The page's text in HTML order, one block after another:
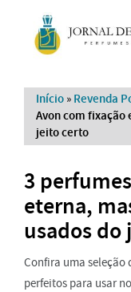
Início » Revenda
Avon com fixação
jeito certo
3
eterna,
usados do
Confira uma seleção
perfeitos para usar